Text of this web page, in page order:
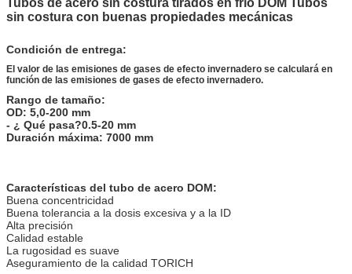
sin costura con buenas propiedades mecánicas
Condición de entrega:
El valor de las emisiones de gases de efecto invernadero se calculará en
función de las emisiones de gases de efecto invernadero.
Rango de tamaño:
OD: 5,0-200 mm
- ¿ Qué pasa?0.5-20 mm
Duración máxima: 7000 mm
Características del tubo de acero DOM:
Buena concentricidad
Buena tolerancia a la dosis excesiva y a la ID
Alta precisión
Calidad estable
La rugosidad es suave
Aseguramiento de la calidad TORICH